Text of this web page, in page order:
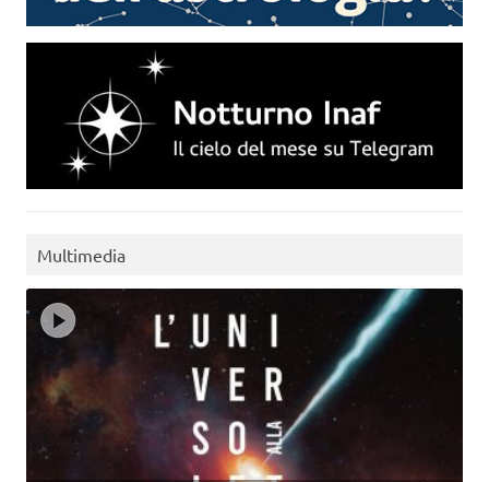
Multimedia